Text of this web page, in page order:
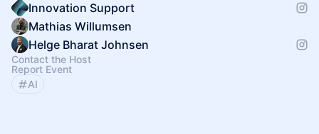
Innovation Support
Mathias Willumsen
Helge Bharat Johnsen
Contact the Host
Report Event
AI